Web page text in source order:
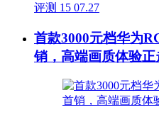
评测 15 07.27
首款3000元档华为
销，高端画质体验